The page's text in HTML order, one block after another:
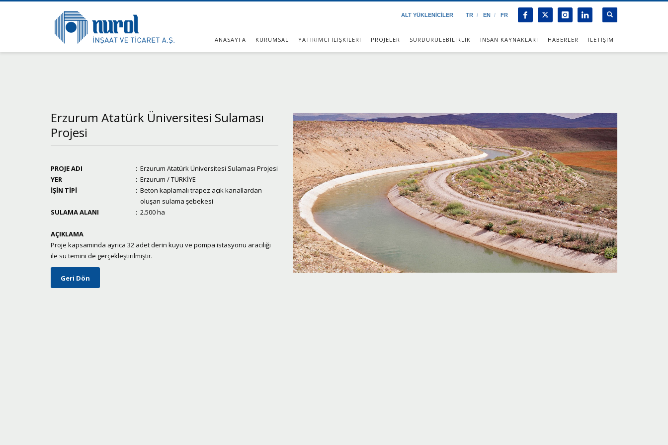
ALT YÜKLENİCİLER TR EN FR
ANASAYFA KURUMSAL YATIRIMCI İLİŞKİLERİ PROJELER SÜRDÜRÜLEBİLİRLİK İNSAN KAYNAKLARI HABERLER İLETİŞİM
Erzurum Atatürk Üniversitesi Sulaması
Projesi
PROJE ADI : Erzurum Atatürk Üniversitesi Sulaması Projesi
YER
: Erzurum / TÜRKİYE
İŞİN TİPİ
: Beton kaplamalı trapez açık kanallardan
oluşan sulama şebekesi
SULAMA ALANI
: 2.500 ha
AÇIKLAMA
Proje kapsamında ayrıca 32 adet derin kuyu ve pompa istasyonu aracılığı
ile su temini de gerçekleştirilmiştir.
Geri Dön